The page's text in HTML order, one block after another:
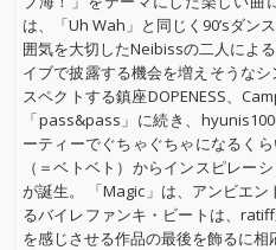
は、「Uh Wah」と同じく90’sダン
囲気を大切したNeibissの二人によ
イブで披露する機会を増えそうな
スペクトする鎮座DOPENESS、
「pass&pass」に続き、
ーティーでぐちゃぐちゃになるく
（＝ベトベト）からインスピレー
が誕生。 「Magic」は、アンビエ
るバイレファンキ・ビートは、
を感じさせる作品の最後を飾るに相